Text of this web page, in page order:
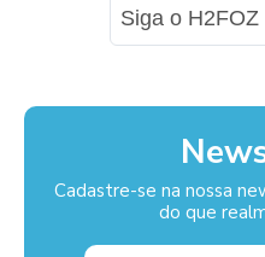
Siga o H2FOZ
Cadastre-se na nossa
do que